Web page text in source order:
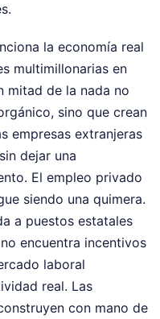
la economía real
multimillonarias en
mitad de la nada no
sino que crean
empresas extranjeras
dejar una
El empleo privado
siendo una quimera.
a puestos estatales
encuentra incentivos
laboral
real. Las
con mano de